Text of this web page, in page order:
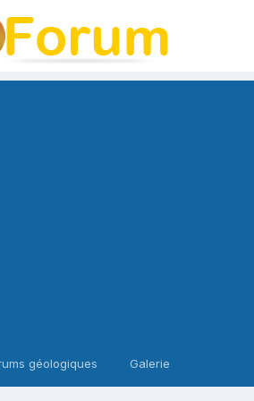
géologiques Galerie